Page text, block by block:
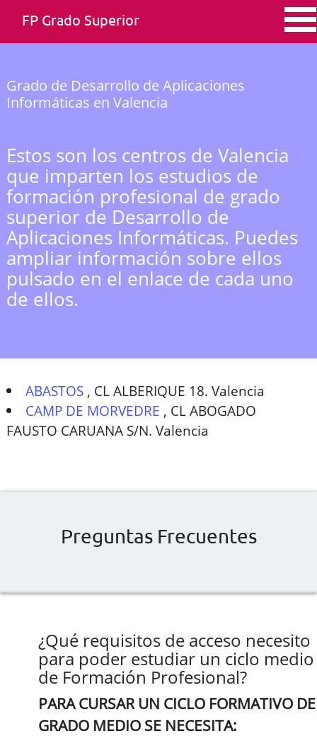
FP Grado Superior
Grado de Desarrollo de Aplicaciones
Informáticas en Valencia
Estos son los centros de Valencia
que imparten los estudios de
formación profesional de grado
superior de Desarrollo de
Aplicaciones Informáticas. Puedes
ampliar información sobre ellos
pulsado en el enlace de cada uno
de ellos.
ABASTOS , CL ALBERIQUE 18. Valencia
CAMP DE MORVEDRE , CL ABOGADO
FAUSTO CARUANA S/N. Valencia
Preguntas Frecuentes
¿Qué requisitos de acceso necesito
para poder estudiar un ciclo medio
de Formación Profesional?
PARA CURSAR UN CICLO FORMATIVO DE
GRADO MEDIO SE NECESITA: